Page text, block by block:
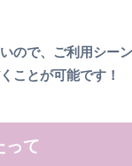
ので、ご利用シー
ことが可能です！
って